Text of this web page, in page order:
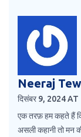
Neeraj
दिसंबर 9, 2024 AT
एक तरफ़ हम कहते हैं
असली कहानी तो मन